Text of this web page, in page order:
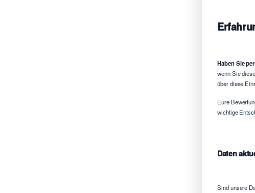
Haben Sie
wenn Sie
über diese
Eure
wichtige
Daten
Sind unsere